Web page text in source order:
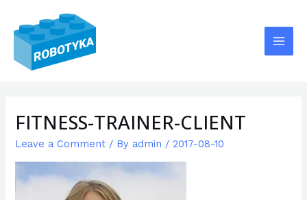
content
FITNESS-TRAINER-CLIENT
Leave a Comment / By admin /2017-08-10